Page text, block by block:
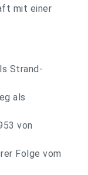
mit einer
Strand-
als
von
Folge vom